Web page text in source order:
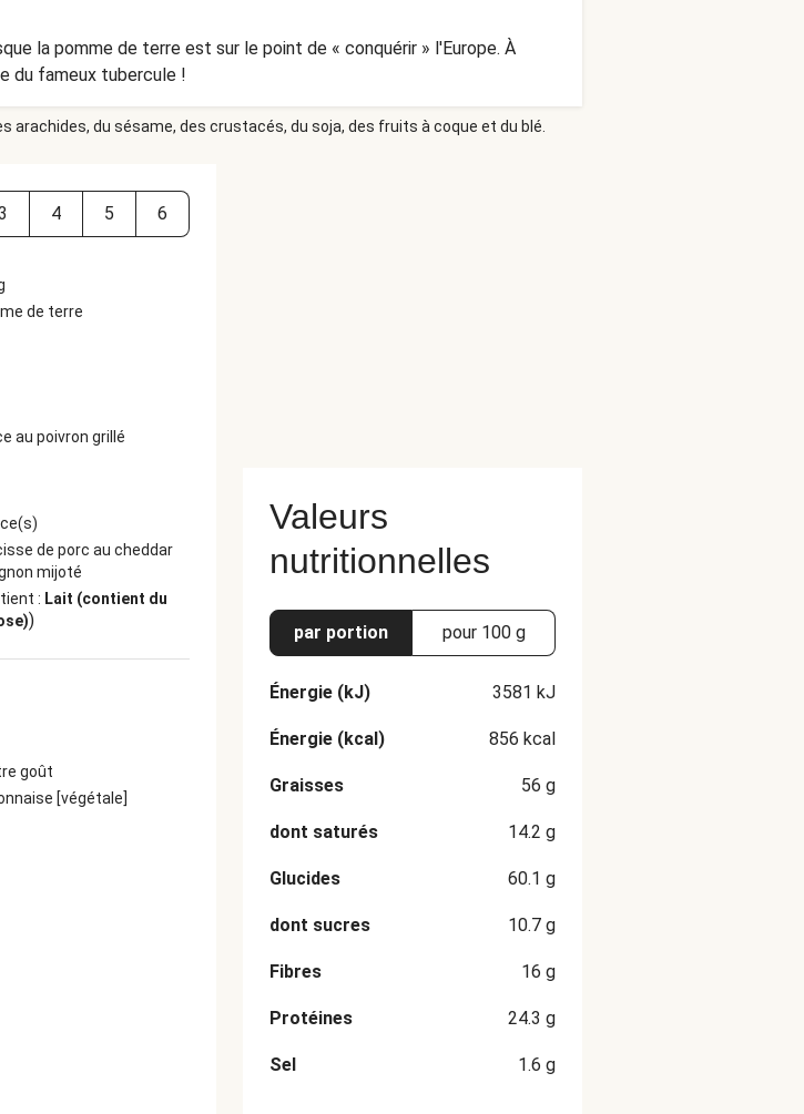
la pomme de terre est sur le point de « conquérir » l'Europe. À
du fameux tubercule !
du sésame, des crustacés, du soja, des fruits à coque et du blé.
4 5 6
de terre
au poivron grillé
de porc au cheddar
mijoté
: Lait (contient du
)
goût
[végétale]
Valeurs
nutritionnelles
par portion pour 100 g
Énergie (kJ) 3581 kJ
Énergie (kcal) 856 kcal
Graisses 56 g
dont saturés 14.2 g
Glucides 60.1 g
dont sucres 10.7 g
Fibres 16 g
Protéines 24.3 g
Sel 1.6 g